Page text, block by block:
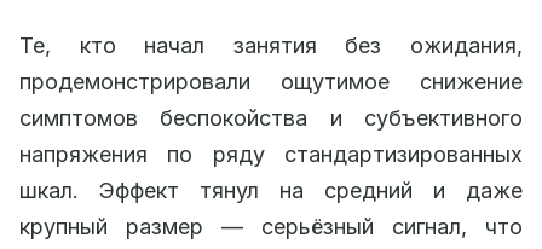
Те, кто начал занятия без ожидания,
продемонстрировали ощутимое снижение
симптомов беспокойства и субъективного
напряжения по ряду стандартизированных
шкал. Эффект тянул на средний и даже
крупный размер — серьёзный сигнал, что